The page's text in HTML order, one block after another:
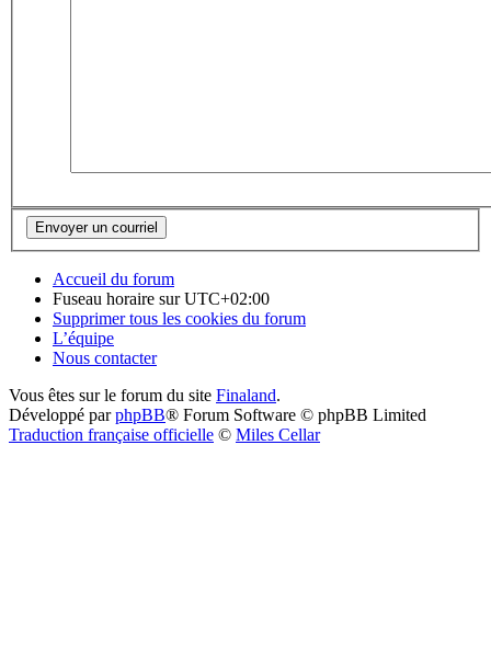
Accueil du forum
Fuseau horaire surUTC+02:00
Supprimer tous les cookies du forum
L’équipe
Nous contacter
Vous êtes sur le forum du site Finaland.
Développé parphpBB® Forum Software © phpBB Limited
Traduction française officielle © Miles Cellar